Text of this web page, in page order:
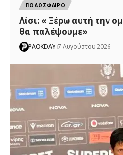
ΠΟΔΟΣΦΑΙΡΟ
Λίσι: « Ξέρω αυτή την
θα παλέψουμε»
PAOKDAY 7 Αυγούστου 2026